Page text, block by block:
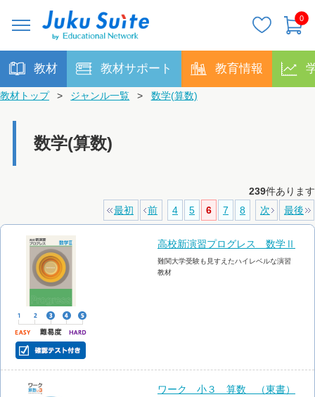
0
教材 教材サポート 教育情報
教材トップ > ジャンル一覧 > 数学(算数)
数学(算数)
239件あります
最初
前 4 5 6 7 8 次 最後
高校新演習プログレス 数学Ⅱ
難関大学受験も見すえたハイレベルな演習
教材
ワーク 小３ 算数 （東書）